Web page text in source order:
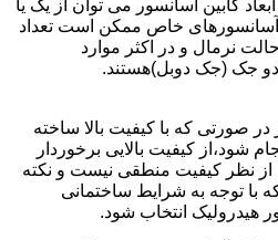
کابین آسانسور می توان از یک یا
خاص ممکن است تعداد
نرمال و در اکثر موارد
دو جک (جک دوبل)هستند.
صورتی که با کیفیت بالا ساخته
شود،از کیفیت بالایی برخوردار
از نظر کیفیت منطقی نیست و نکته
توجه به شرایط ساختمانی
هیدرولیک انتخاب شود.